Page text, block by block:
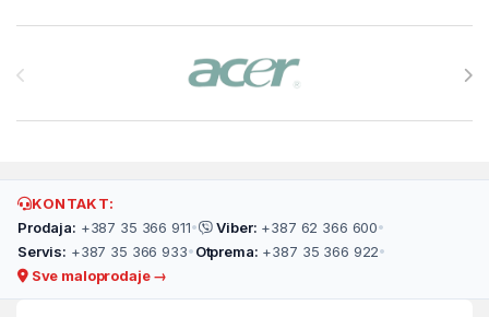
KONTAKT:
Prodaja: +387 35 366 911• Viber: +387 62 366 600•
Servis: +387 35 366 933• Otprema: +387 35 366 922•
Sve maloprodaje →